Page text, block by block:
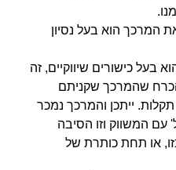
המרכך הוא בעל נסיון
כישורים שיווקיים, זה
שהמרכך שקניתם
ייתכן והמרכך נמכר
עם המשווק וזו הסיבה
או תחת כותרת של